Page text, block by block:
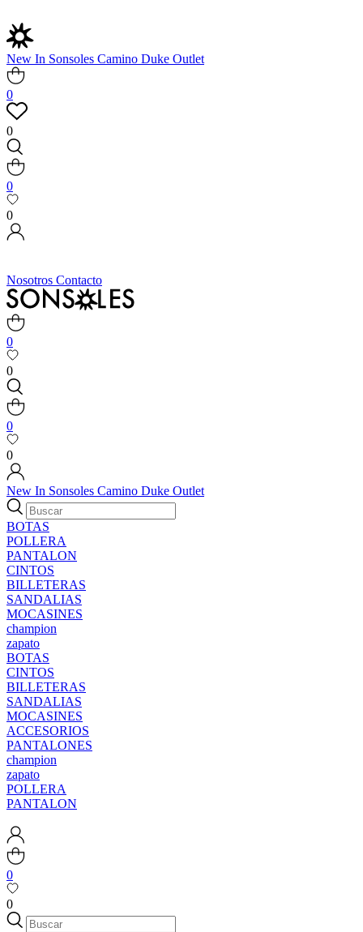
New In Sonsoles Camino Duke Outlet
0
0
0
0
Nosotros Contacto
0
0
0
0
New In Sonsoles Camino Duke Outlet
BOTAS
POLLERA
PANTALON
CINTOS
BILLETERAS
SANDALIAS
MOCASINES
champion
zapato
BOTAS
CINTOS
BILLETERAS
SANDALIAS
MOCASINES
ACCESORIOS
PANTALONES
champion
zapato
POLLERA
PANTALON
0
0